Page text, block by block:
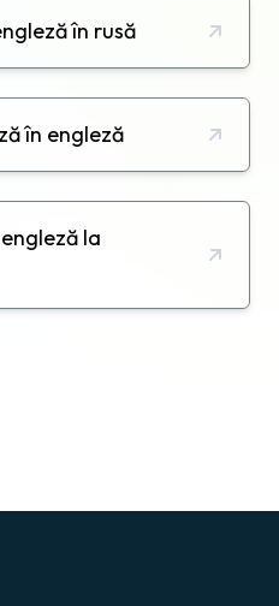
în rusă
în engleză
la